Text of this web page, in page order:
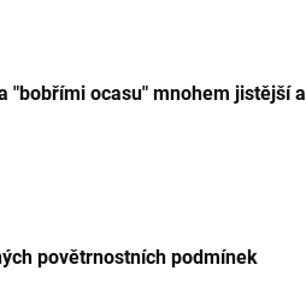
"bobřími ocasu" mnohem jistější a
povětrnostních podmínek